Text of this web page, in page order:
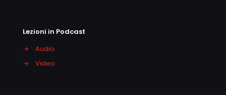
Lezioni in Podcast
→
Audio
→
Video